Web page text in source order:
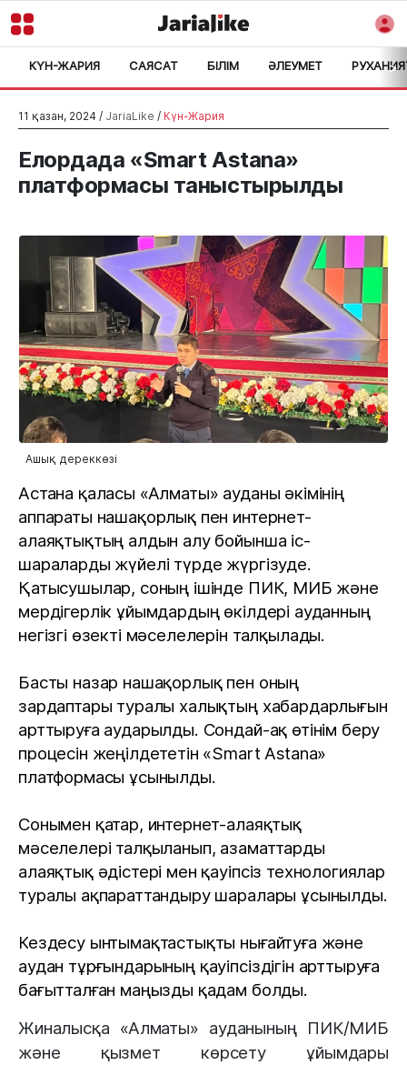
КҮН-ЖАРИЯ САЯСАТ БІЛІМ ӘЛЕУМЕТ >
11 қазан, 2024 / JariaLike / Күн-Жария
Елордада «Smart Astana»
платформасы таныстырылды
Ашық дереккөзі
Астана қаласы «Алматы» ауданы әкімінің
аппараты нашақорлық пен интернет-
алаяқтықтың алдын алу бойынша іс-
шараларды жүйелі түрде жүргізуде.
Қатысушылар, соның ішінде ПИК, МИБ және
мердігерлік ұйымдардың өкілдері ауданның
негізгі өзекті мәселелерін талқылады.
Басты назар нашақорлық пен оның
зардаптары туралы халықтың хабардарлығын
арттыруға аударылды. Сондай-ақ өтінім беру
процесін жеңілдететін «Smart Astana»
платформасы ұсынылды.
Сонымен қатар, интернет-алаяқтық
мәселелері талқыланып, азаматтарды
алаяқтық әдістері мен қауіпсіз технологиялар
туралы ақпараттандыру шаралары ұсынылды.
Кездесу ынтымақтастықты нығайтуға және
аудан тұрғындарының қауіпсіздігін арттыруға
бағытталған маңызды қадам болды.
Жиналысқа «Алматы» ауданының ПИК/МИБ
және қызмет көрсету ұйымдары